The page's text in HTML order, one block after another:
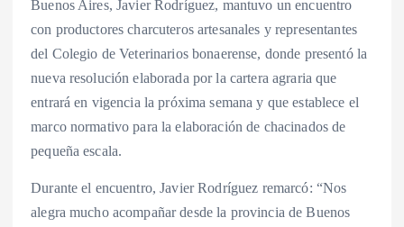
Buenos Aires, Javier Rodríguez, mantuvo un encuentro
con productores charcuteros artesanales y representantes
del Colegio de Veterinarios bonaerense, donde presentó la
nueva resolución elaborada por la cartera agraria que
entrará en vigencia la próxima semana y que establece el
marco normativo para la elaboración de chacinados de
pequeña escala.
Durante el encuentro, Javier Rodríguez remarcó: “Nos
alegra mucho acompañar desde la provincia de Buenos